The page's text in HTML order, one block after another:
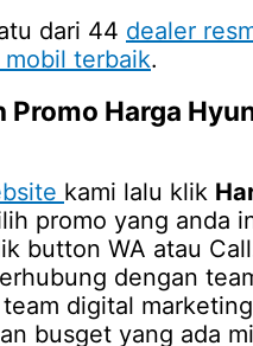
dari 44 dealer
mobil terbaik.
Promo Harga
kami lalu klik
promo yang anda
button WA atau
dengan
digital
busget yang ada